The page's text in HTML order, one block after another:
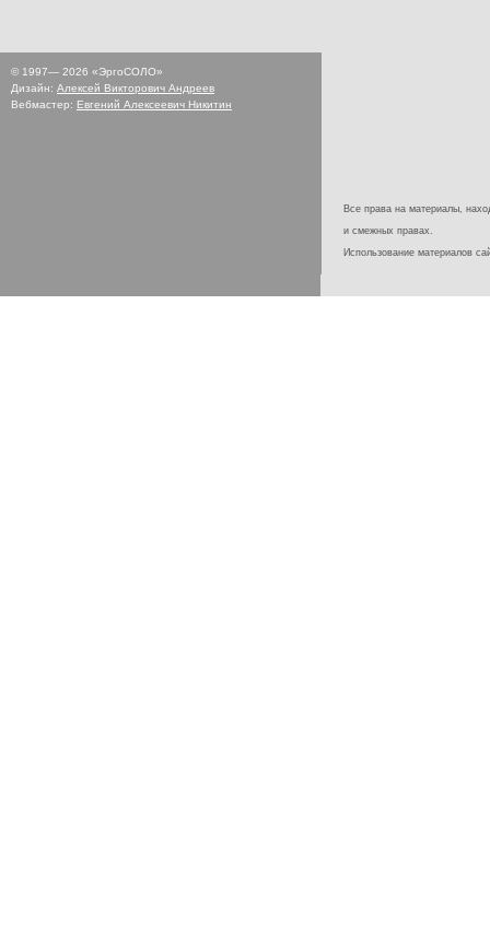
© 1997— 2026 «ЭргоСОЛО»
Дизайн: Алексей Викторович Андреев
Вебмастер: Евгений Алексеевич Никитин
Все права на материалы,
и смежных правах.
Использование материалов